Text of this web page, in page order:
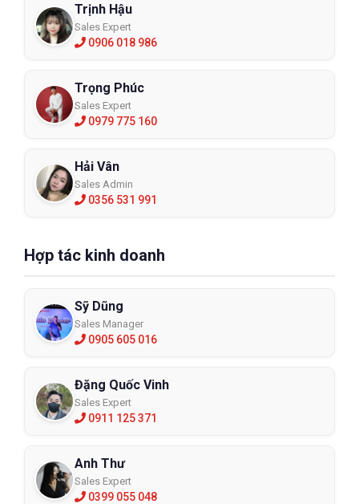
Trịnh Hậu
Sales Expert
0906 018 986
Trọng Phúc
Sales Expert
0979 775 160
Hải Vân
Sales Admin
0356 531 991
Hợp tác kinh doanh
Sỹ Dũng
Sales Manager
0905 605 016
Đặng Quốc Vinh
Sales Expert
0911 125 371
Anh Thư
Sales Expert
0399 055 048